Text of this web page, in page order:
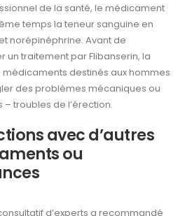
de la santé, le médicament
temps la teneur sanguine en
norépinéphrine. Avant de
un traitement par Flibanserin, la
destinés aux hommes
des problèmes mécaniques ou
troubles de l’érection.
avec d’autres
ou
d’experts a recommandé